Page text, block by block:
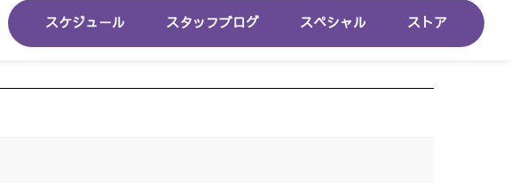
スケジュール スタッフブログ スペシャル ストア